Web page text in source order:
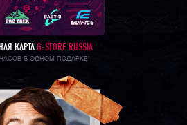
КАРТА G-STORE RUSSIA
ЧАСОВ В ОДНОМ ПОДАРКЕ!